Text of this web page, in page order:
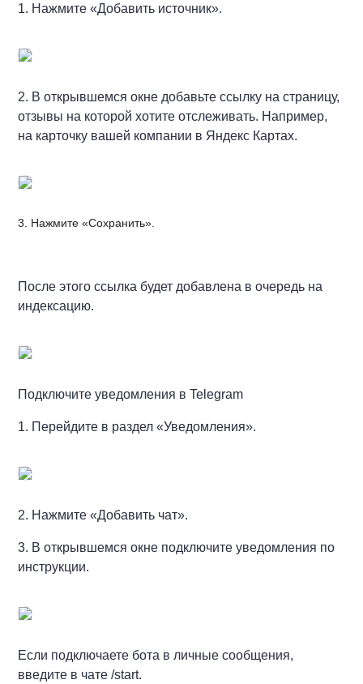
1. Нажмите «Добавить источник».
2. В открывшемся окне добавьте ссылку на страницу,
отзывы на которой хотите отслеживать. Например,
на карточку вашей компании в Яндекс Картах.
3. Нажмите «Сохранить».
После этого ссылка будет добавлена в очередь на
индексацию.
Подключите уведомления в Telegram
1. Перейдите в раздел «Уведомления».
2. Нажмите «Добавить чат».
3. В открывшемся окне подключите уведомления по
инструкции.
Если подключаете бота в личные сообщения,
введите в чате /start.